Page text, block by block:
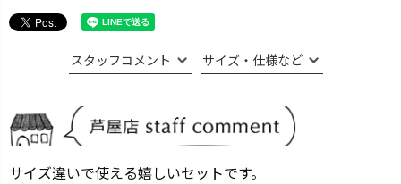
スタッフコメント サイズ・仕様など
サイズ違いで使える嬉しいセットです。